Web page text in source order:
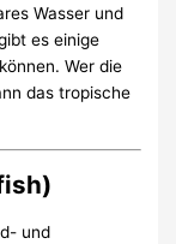
Wasser und
es einige
Wer die
das tropische
und